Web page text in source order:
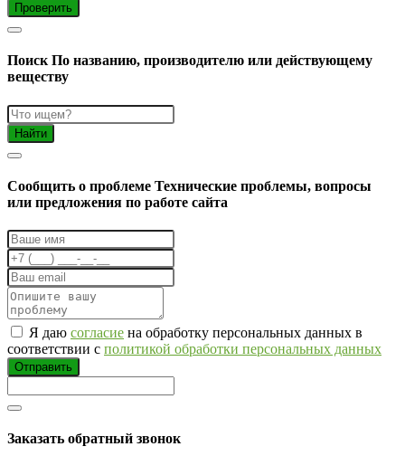
Проверить
Поиск По названию, производителю или действующему
веществу
Найти
Cообщить о проблеме Технические проблемы, вопросы
или предложения по работе сайта
Я даю согласие на обработку персональных данных в
соответствии с политикой обработки персональных данных
Отправить
Заказать обратный звонок